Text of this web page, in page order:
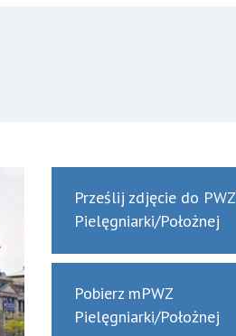
Prześlij zdjęcie do PWZ
Pielęgniarki/Położnej
Pobierz mPWZ
Pielęgniarki/Położnej